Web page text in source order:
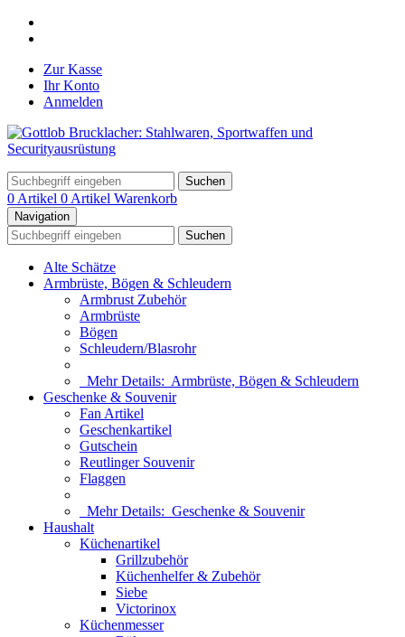
Zur Kasse
Ihr Konto
Anmelden
Suchen
0 Artikel 0 Artikel Warenkorb
Navigation
Suchen
Alte Schätze
Armbrüste, Bögen & Schleudern
Armbrust Zubehör
Armbrüste
Bögen
Schleudern/Blasrohr
Mehr Details: Armbrüste, Bögen & Schleudern
Geschenke & Souvenir
Fan Artikel
Geschenkartikel
Gutschein
Reutlinger Souvenir
Flaggen
Mehr Details: Geschenke & Souvenir
Haushalt
Küchenartikel
Grillzubehör
Küchenhelfer & Zubehör
Siebe
Victorinox
Küchenmesser